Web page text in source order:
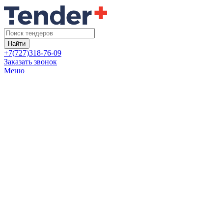
Найти
+7(727)318-76-09
Заказать звонок
Меню